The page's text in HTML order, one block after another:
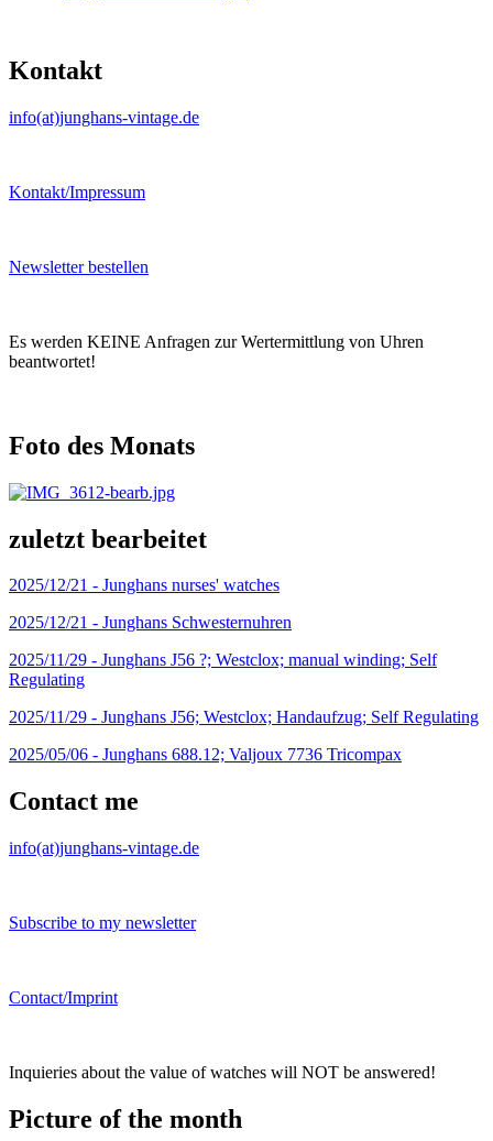
Kontakt
info(at)junghans-vintage.de
Kontakt/Impressum
Newsletter bestellen
Es werden KEINE Anfragen zur Wertermittlung von Uhren
beantwortet!
Foto des Monats
zuletzt bearbeitet
2025/12/21 - Junghans nurses' watches
2025/12/21 - Junghans Schwesternuhren
2025/11/29 - Junghans J56 ?; Westclox; manual winding; Self
Regulating
2025/11/29 - Junghans J56; Westclox; Handaufzug; Self Regulating
2025/05/06 - Junghans 688.12; Valjoux 7736 Tricompax
Contact me
info(at)junghans-vintage.de
Subscribe to my newsletter
Contact/Imprint
Inquieries about the value of watches will NOT be answered!
Picture of the month